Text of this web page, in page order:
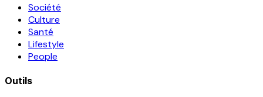
Société
Culture
Santé
Lifestyle
People
Outils